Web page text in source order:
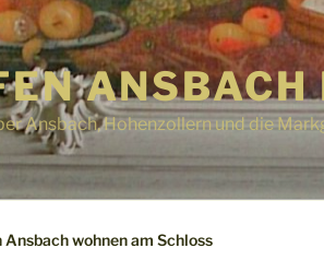
ANSBACH
Ansbach, Hohenzollern und die
wohnen am Schloss